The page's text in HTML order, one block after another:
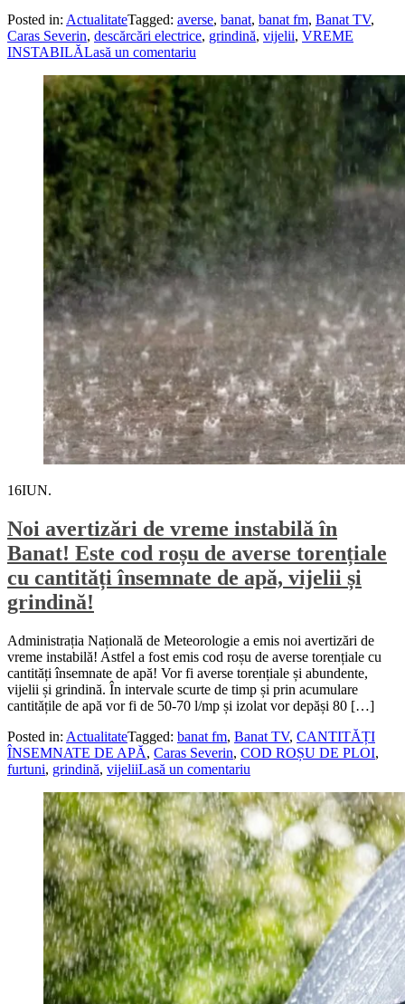
Posted in: ActualitateTagged: averse, banat, banat fm, Banat TV,
Caras Severin, descărcări electrice, grindină, vijelii, VREME
INSTABILĂLasă un comentariu
16IUN.
Noi avertizări de vreme instabilă în
Banat! Este cod roșu de averse torențiale
cu cantități însemnate de apă, vijelii și
grindină!
Administrația Națională de Meteorologie a emis noi avertizări de
vreme instabilă! Astfel a fost emis cod roșu de averse torențiale cu
cantități însemnate de apă! Vor fi averse torențiale și abundente,
vijelii și grindină. În intervale scurte de timp și prin acumulare
cantitățile de apă vor fi de 50-70 l/mp și izolat vor depăși 80 […]
Posted in: ActualitateTagged: banat fm, Banat TV, CANTITĂȚI
ÎNSEMNATE DE APĂ, Caras Severin, COD ROȘU DE PLOI,
furtuni, grindină, vijeliiLasă un comentariu